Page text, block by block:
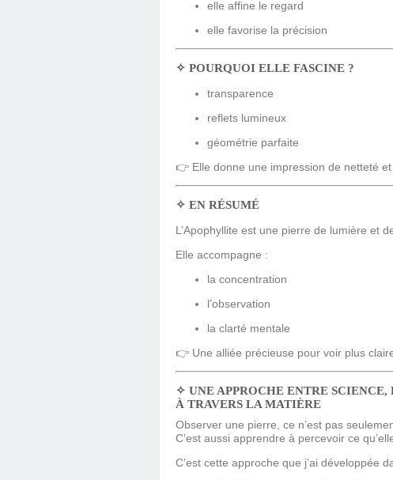
elle affine le regard
elle favorise la précision
✧ POURQUOI ELLE FASCINE ?
transparence
reflets lumineux
géométrie parfaite
👉 Elle donne une impression de netteté et
✧ EN RÉSUMÉ
L’Apophyllite est une pierre de lumière et
Elle accompagne :
la concentration
l’observation
la clarté mentale
👉 Une alliée précieuse pour voir plus
✧ UNE APPROCHE ENTRE
À TRAVERS LA MATIÈRE
Observer une pierre, ce n’est pas
C’est aussi apprendre à percevoir ce
C’est cette approche que j’ai développée